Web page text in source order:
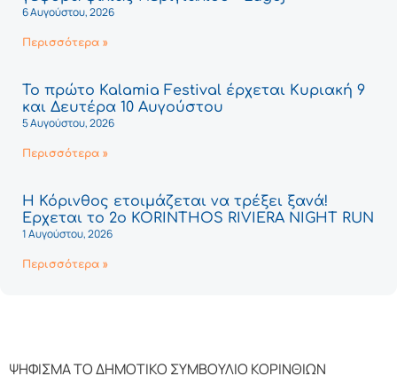
6 Αυγούστου, 2026
Περισσότερα »
Το πρώτο Kalamia Festival έρχεται Κυριακή 9
και Δευτέρα 10 Αυγούστου
5 Αυγούστου, 2026
Περισσότερα »
Η Κόρινθος ετοιμάζεται να τρέξει ξανά!
Έρχεται το 2ο KORINTHOS RIVIERA NIGHT RUN
1 Αυγούστου, 2026
Περισσότερα »
ΨΗΦΙΣΜΑ ΤΟ ΔΗΜΟΤΙΚΟ ΣΥΜΒΟΥΛΙΟ ΚΟΡΙΝΘΙΩΝ